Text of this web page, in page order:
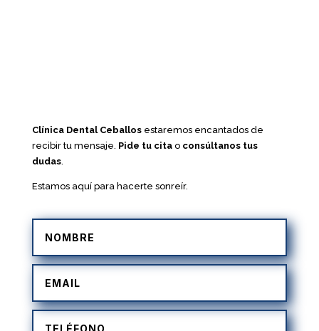
Clínica Dental Ceballosestaremos encantados de
recibir tu mensaje. Pide tu citao consúltanos tus
dudas.
Estamos aquí para hacerte sonreír.